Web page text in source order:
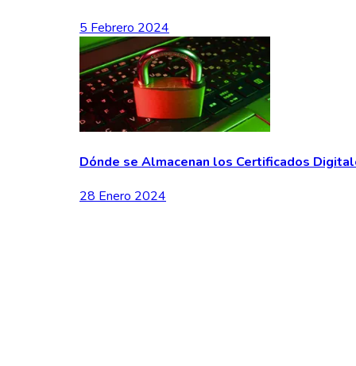
5 Febrero 2024
Dónde se Almacenan los Certificados
28 Enero 2024